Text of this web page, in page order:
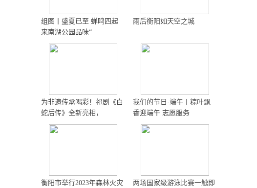
组图丨盛夏已至 蝉鸣四起
来南湖公园品味“
雨后衡阳如天空之城
为非遗传承喝彩！祁剧《白
蛇后传》全新亮相，
我们的节日·端午丨粽叶飘
香迎端午 志愿服务
衡阳市举行2023年森林火灾
两场国家级游泳比赛一触即